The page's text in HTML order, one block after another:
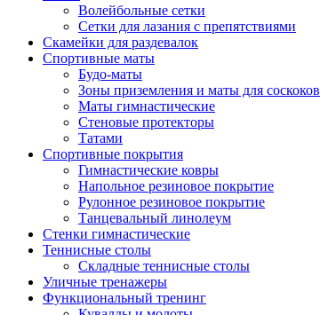
Волейбольные сетки
Сетки для лазания с препятствиями
Скамейки для раздевалок
Спортивные маты
Будо-маты
Зоны приземления и маты для соскоков
Маты гимнастические
Стеновые протекторы
Татами
Спортивные покрытия
Гимнастические ковры
Напольное резиновое покрытие
Рулонное резиновое покрытие
Танцевальный линолеум
Стенки гимнастические
Теннисные столы
Складные теннисные столы
Уличные тренажеры
Функциональный тренинг